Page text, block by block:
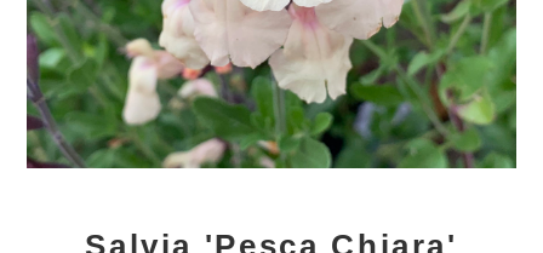
Salvia 'Pesca Chiara'